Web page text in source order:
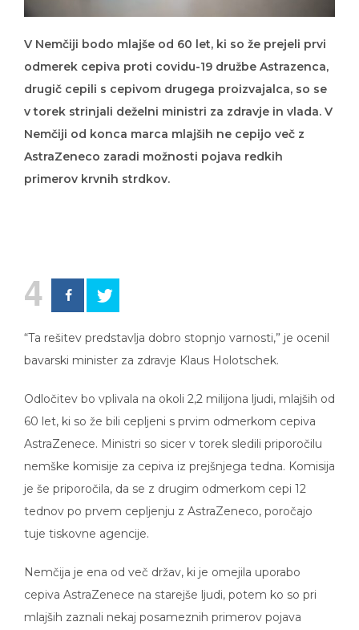
V Nemčiji bodo mlajše od 60 let, ki so že prejeli prvi
odmerek cepiva proti covidu-19 družbe Astrazenca,
drugič cepili s cepivom drugega proizvajalca, so se
v torek strinjali deželni ministri za zdravje in vlada. V
Nemčiji od konca marca mlajših ne cepijo več z
AstraZeneco zaradi možnosti pojava redkih
primerov krvnih strdkov.
4
“Ta rešitev predstavlja dobro stopnjo varnosti,” je ocenil
bavarski minister za zdravje Klaus Holotschek.
Odločitev bo vplivala na okoli 2,2 milijona ljudi, mlajših od
60 let, ki so že bili cepljeni s prvim odmerkom cepiva
AstraZenece. Ministri so sicer v torek sledili priporočilu
nemške komisije za cepiva iz prejšnjega tedna. Komisija
je še priporočila, da se z drugim odmerkom cepi 12
tednov po prvem cepljenju z AstraZeneco, poročajo
tuje tiskovne agencije.
Nemčija je ena od več držav, ki je omejila uporabo
cepiva AstraZenece na starejše ljudi, potem ko so pri
mlajših zaznali nekaj posameznih primerov pojava